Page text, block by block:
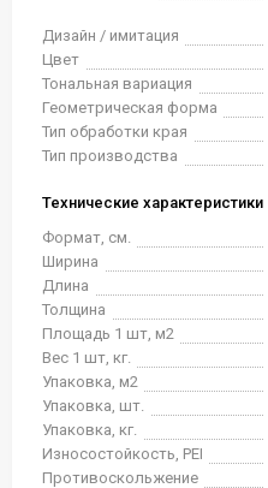
Дизайн / имитация
Цвет
Тональная вариация
Геометрическая форма
Тип обработки края
Тип производства
Технические характеристики
Формат, см.
Ширина
Длина
Толщина
Площадь 1 шт, м2
Вес 1 шт, кг.
Упаковка, м2
Упаковка, шт.
Упаковка, кг.
Износостойкость, PEI
Противоскольжение